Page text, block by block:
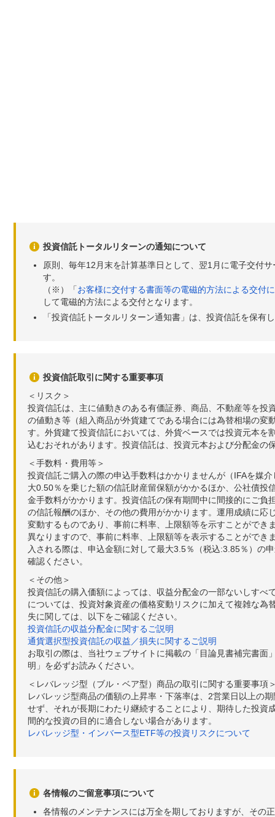
投資信託トータルリターンの通知について
原則、毎年12月末を計算基準日として、翌1月に電子交付
す。
（※）「お客様に交付する書面等の電磁的方法による交付
して電磁的方法による交付となります。
「投資信託トータルリターン通知書」は、投資信託を保有
投資信託取引に関する重要事項
＜リスク＞
投資信託は、主に値動きのある有価証券、商品、不動産等を
の値動き等（組入商品が外貨建てである場合には為替相場の
す。外貨建て投資信託においては、外貨ベースでは投資元本
込むおそれがあります。投資信託は、投資元本および分配金の
＜手数料・費用等＞
投資信託ご購入の際の申込手数料はかかりませんが（IFAを媒
大0.50％を乗じた額の信託財産留保額がかかるほか、公社債
金手数料がかかります。投資信託の保有期間中に間接的にご
の信託報酬のほか、その他の費用がかかります。運用成績に
変動するものであり、事前に料率、上限額等を示すことがで
異なりますので、事前に料率、上限額等を表示することがで
入される際は、申込金額に対して最大3.5％（税込:3.85％）の
確認ください。
＜その他＞
投資信託の購入価額によっては、収益分配金の一部ないしす
については、投資対象資産の価格変動リスクに加えて複雑な
失に関しては、以下をご確認ください。
投資信託の収益分配金に関するご説明
通貨選択型投資信託の収益／損失に関するご説明
お取引の際は、当社ウェブサイトに掲載の「目論見書補完書
明」を必ずお読みください。
＜レバレッジ型（ブル・ベア型）商品の取引に関する重要事項
レバレッジ型商品の価額の上昇率・下落率は、2営業日以上の
せず、それが長期にわたり継続することにより、期待した投
間的な投資の目的に適合しない場合があります。
レバレッジ型・インバース型ETF等の投資リスクについて
各情報のご留意事項について
各情報のメンテナンスには万全を期しておりますが、その